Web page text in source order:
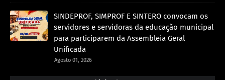
SINDEPROF, SIMPROF E SINTERO convocam os
servidores e servidoras da educação municipal
para participarem da Assembleia Geral
Unificada
Agosto 01, 2026